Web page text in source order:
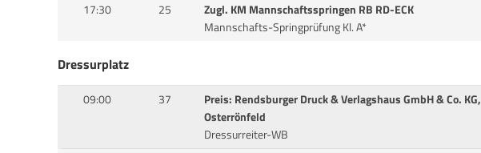
17:30 25
Zugl. KM Mannschaftsspringen RB RD-ECK
Mannschafts-Springprüfung Kl. A*
Dressurplatz
09:00 37
Preis: Rendsburger Druck & Verlagshaus GmbH & Co. KG,
Osterrönfeld
Dressurreiter-WB